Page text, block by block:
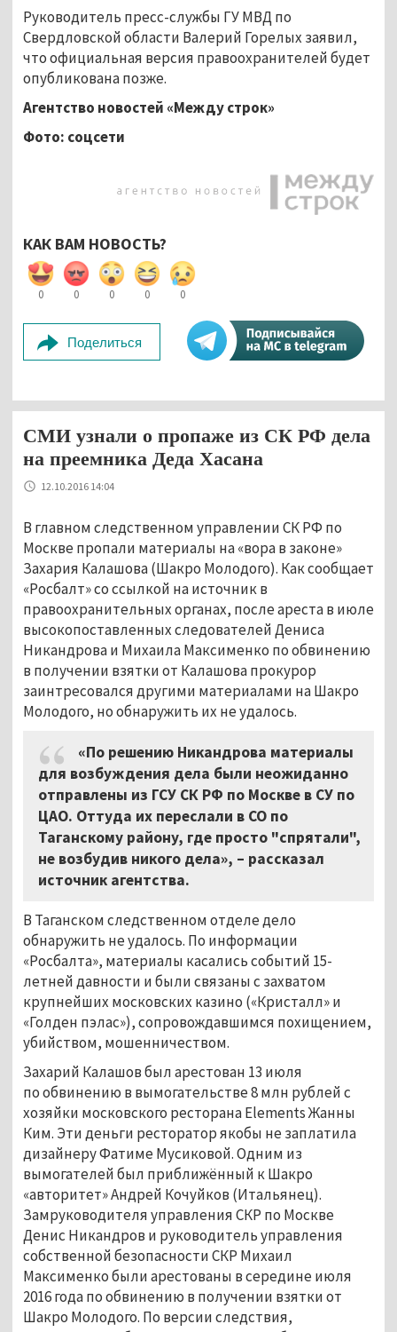
Руководитель пресс-службы ГУ МВД по
Свердловской области Валерий Горелых заявил,
что официальная версия правоохранителей будет
опубликована позже.
Агентство новостей «Между строк»
Фото: соцсети
КАК ВАМ НОВОСТЬ?
0 0 0 0 0
Поделиться
СМИ узнали о пропаже из СК РФ дела
на преемника Деда Хасана
12.10.2016 14:04
В главном следственном управлении СК РФ по
Москве пропали материалы на «вора в законе»
Захария Калашова (Шакро Молодого). Как сообщает
«Росбалт» со ссылкой на источник в
правоохранительных органах, после ареста в июле
высокопоставленных следователей Дениса
Никандрова и Михаила Максименко по обвинению
в получении взятки от Калашова прокурор
заинтресовался другими материалами на Шакро
Молодого, но обнаружить их не удалось.
«По решению Никандрова материалы
для возбуждения дела были неожиданно
отправлены из ГСУ СК РФ по Москве в СУ по
ЦАО. Оттуда их переслали в СО по
Таганскому району, где просто "спрятали",
не возбудив никого дела», – рассказал
источник агентства.
В Таганском следственном отделе дело
обнаружить не удалось. По информации
«Росбалта», материалы касались событий 15-
летней давности и были связаны с захватом
крупнейших московских казино («Кристалл» и
«Голден пэлас»), сопровождавшимся похищением,
убийством, мошенничеством.
Захарий Калашов был арестован 13 июля
по обвинению в вымогательстве 8 млн рублей с
хозяйки московского ресторана Elements Жанны
Ким. Эти деньги ресторатор якобы не заплатила
дизайнеру Фатиме Мусиковой. Одним из
вымогателей был приближённый к Шакро
«авторитет» Андрей Кочуйков (Итальянец).
Замруководителя управления СКР по Москве
Денис Никандров и руководитель управления
собственной безопасности СКР Михаил
Максименко были арестованы в середине июля
2016 года по обвинению в получении взятки от
Шакро Молодого. По версии следствия,